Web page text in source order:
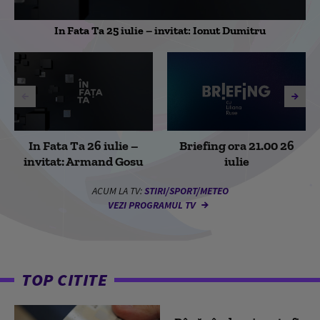
In Fata Ta 25 iulie – invitat: Ionut Dumitru
In Fata Ta 26 iulie –
invitat: Armand Gosu
Briefing ora 21.00 26
iulie
ACUM LA TV:STIRI/SPORT/METEO
VEZI PROGRAMUL TV
TOP CITITE